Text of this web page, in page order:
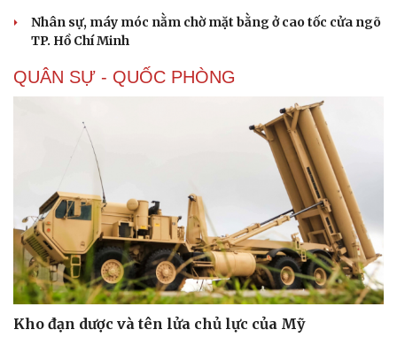
Nhân sự, máy móc nằm chờ mặt bằng ở cao tốc cửa ngõ
TP. Hồ Chí Minh
QUÂN SỰ - QUỐC PHÒNG
Kho đạn dược và tên lửa chủ lực của Mỹ